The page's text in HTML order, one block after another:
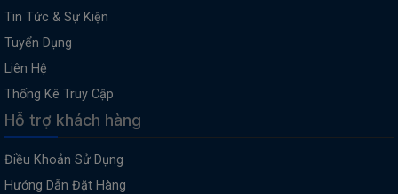
Tin Tức & Sự Kiện
Tuyển Dụng
Liên Hệ
Thống Kê Truy Cập
Hỗ trợ khách hàng
Điều Khoản Sử Dụng
Hướng Dẫn Đặt Hàng